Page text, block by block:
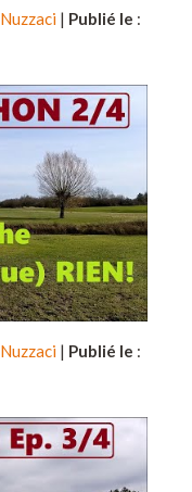
| Publié le :
| Publié le :